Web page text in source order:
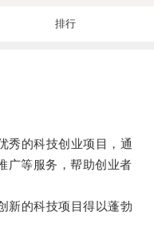
排行
的科技创业项目，通
广等服务，帮助创业者
的科技项目得以蓬勃